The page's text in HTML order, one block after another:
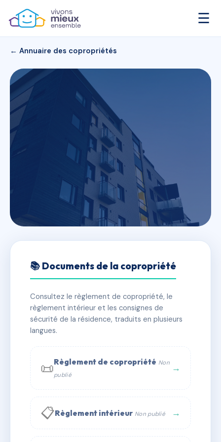
☰
← Annuaire des copropriétés
1 RUE DES GRAINS
✓ Immatriculée 🏠 8 lots 🏗 1 bâtiment(s)
📞 Contacter Syndic Digital
📚 Documents de la copropriété
Consultez le règlement de copropriété, le
règlement intérieur et les consignes de
sécurité de la résidence, traduits en plusieurs
langues.
📜Règlement de copropriété Non
publié
→
📋Règlement intérieur Non publié →